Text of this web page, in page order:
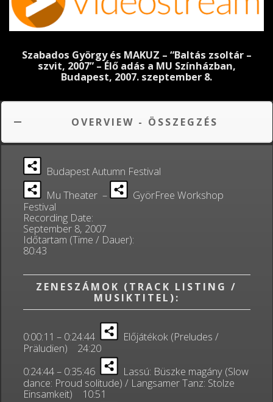
Szabados György és MAKUZ – “Baltás zsoltár –
szvit, 2007” – Élő adás a MU Színházban,
Budapest, 2007. szeptember 8.
OVERVIEW - ÖSSZEGZÉS
Budapest Autumn Festival
Mu Theater –
GyörFree Workshop
Festival
Recording Date:
September 8, 2007
Időtartam (Time / Dauer):
80:43
ZENESZÁMOK (TRACK LISTING /
MUSIKTITEL):
0:00:11 – 0:24:44
Előjátékok (Preludes /
Präludien) 24:20
0:24:44 – 0:35:46
Lassú: Büszke magány (Slow
dance: Proud solitude) / Langsamer Tanz: Stolze
Einsamkeit) 10:51